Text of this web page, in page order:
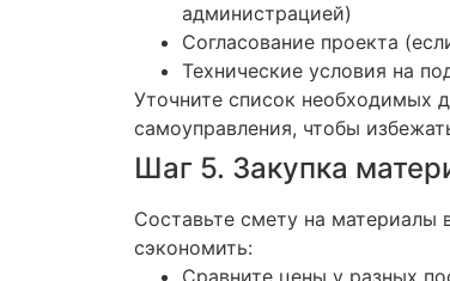
администрацией)
Согласование проекта
Технические условия на
Уточните список необходимых
самоуправления, чтобы
Шаг 5. Закупка
Составьте смету на материалы
сэкономить:
Сравните цены у разных